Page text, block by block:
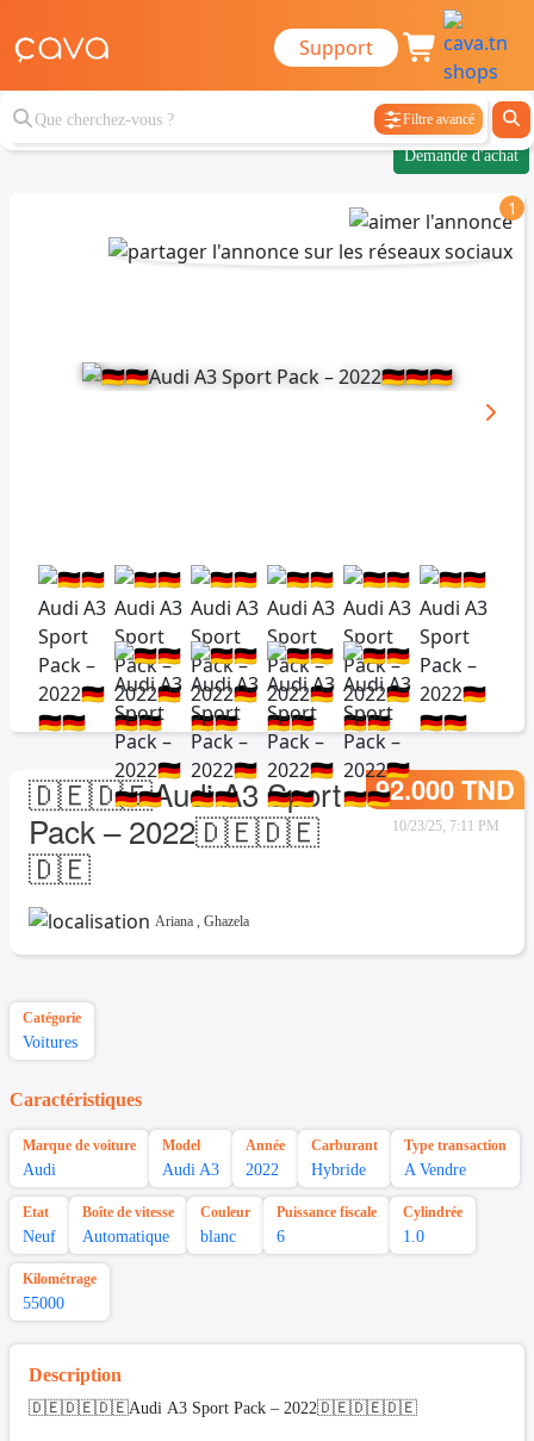
Support
Filtre avancé
Demande d'achat
1
🇩🇪🇩🇪Audi A3 Sport
Pack – 2022🇩🇪🇩🇪
🇩🇪
92.000 TND
10/23/25, 7:11 PM
Ariana , Ghazela
Catégorie
Voitures
Caractéristiques
Marque de voiture
Audi
Model
Audi A3
Année
2022
Carburant
Hybride
Type transaction
A Vendre
Etat
Neuf
Boîte de vitesse
Automatique
Couleur
blanc
Puissance fiscale
6
Cylindrée
1.0
Kilométrage
55000
Description
🇩🇪🇩🇪🇩🇪Audi A3 Sport Pack – 2022🇩🇪🇩🇪🇩🇪